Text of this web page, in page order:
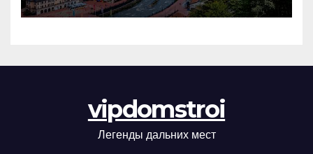
vipdomstroi
Легенды дальних мест